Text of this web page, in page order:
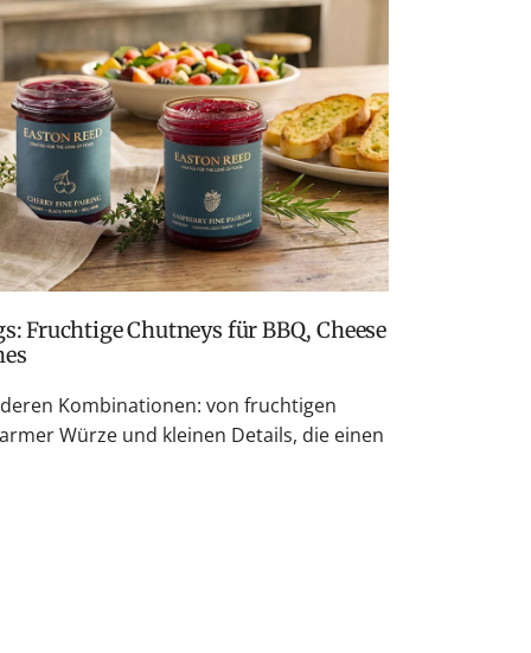
Kombinationen: von fruchtigen
Würze und kleinen Details, die einen